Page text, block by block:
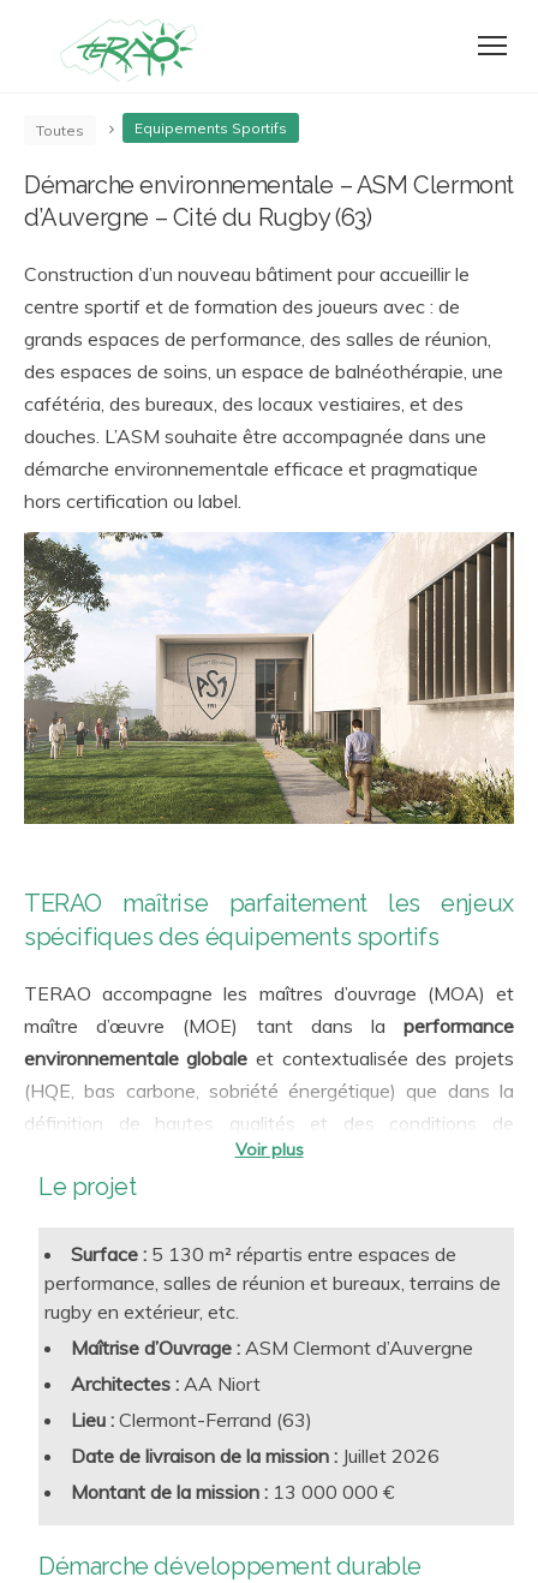
Toutes Equipements Sportifs
Démarche environnementale – ASM Clermont
d’Auvergne – Cité du Rugby (63)
Construction d’un nouveau bâtiment pour accueillir le
centre sportif et de formation des joueurs avec : de
grands espaces de performance, des salles de réunion,
des espaces de soins, un espace de balnéothérapie, une
cafétéria, des bureaux, des locaux vestiaires, et des
douches. L’ASM souhaite être accompagnée dans une
démarche environnementale efficace et pragmatique
hors certification ou label.
TERAO maîtrise parfaitement les enjeux
spécifiques des équipements sportifs
TERAO accompagne les maîtres d’ouvrage (MOA) et
maître d’œuvre (MOE) tant dans la performance
environnementale globale et contextualisée des projets
(HQE, bas carbone, sobriété énergétique) que dans la
définition de hautes qualités et des conditions de
préservation de la santé des utilisateurs :
Adaptabilité et flexibilité vis-à-vis des différents
Confort lumineux et acoustique, confort
hygrothermique
Qualité de l’air intérieur
Performance en exploitation
Le projet
Surface : 5 130 m² répartis entre espaces de
performance, salles de réunion et bureaux, terrains de
rugby en extérieur, etc.
Maîtrise d’Ouvrage : ASM Clermont d’Auvergne
Architectes : AA Niort
Lieu : Clermont-Ferrand (63)
Date de livraison de la mission : Juillet 2026
Montant de la mission : 13 000 000 €
Démarche développement durable